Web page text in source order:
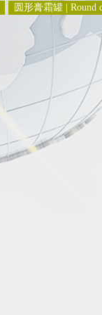
圆形膏霜罐 | Round